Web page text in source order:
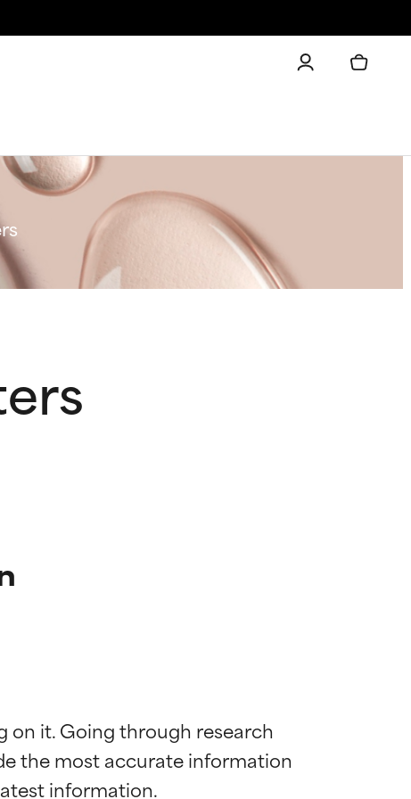
on it. Going through research
the most accurate information